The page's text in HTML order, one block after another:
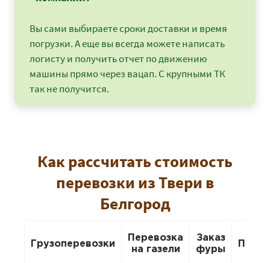
Вы сами выбираете сроки доставки и время
погрузки. А еще вы всегда можете написать
логисту и получить отчет по движению
машины прямо через вацап. С крупными ТК
так не получится.
Как рассчитать стоимость
перевозки из Твери в
Белгород
Грузоперевозки
Перевозка
на газели
Заказ
фуры